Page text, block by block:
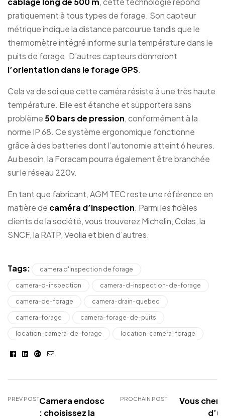
pratiquement à tous types de forage. Son capteur
métrique indique la distance parcourue tandis que le
thermomètre intégré informe sur la température dans le
puits de forage. D’autres capteurs donneront
l’orientation dans le forage GPS.
Cela va de soi que cette caméra résiste à une très haute
température. Elle est étanche et supportera sans
problème 50 bars de pression, conformément à la
norme IP 68. Ce système ergonomique fonctionne
grâce à des batteries dont l’autonomie atteint 6 heures.
Au besoin, la Foracam pourra également être branchée
sur le réseau 220v.
En tant que fabricant, AGM TEC reste une référence en
matière de caméra d’inspection. Parmi les fidèles
clients de la société, vous trouverez Michelin, Colas, la
SNCF, la RATP, Veolia et bien d’autres.
Tags: camera d'inspection de forage
camera-d-inspection camera-d-inspection-de-forage
camera-de-forage camera-drain-quebec
camera-forage camera-forage-de-puits
location-camera-de-forage location-camera-forage
Facebook
LinkedinGoogle+
E-
PREV POSTCamera endoscopique
: choisissez la
PROCHAIN POST
Vous